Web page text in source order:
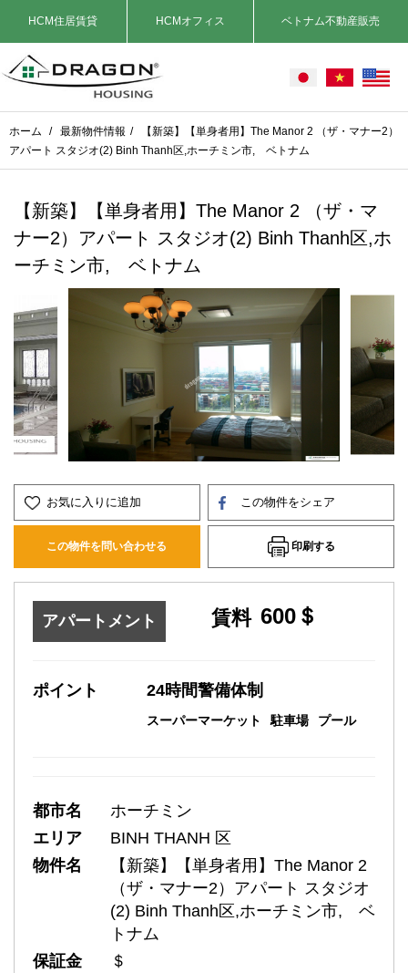
HCM住居賃貸 HCMオフィス ベトナム不動産販売
ホーム / 最新物件情報 /
【新築】【単身者用】The Manor 2 （ザ・マナー2）
アパート スタジオ(2) Binh Thanh区,ホーチミン市, ベトナム
【新築】【単身者用】The Manor 2 （ザ・マ
ナー2）アパート スタジオ(2) Binh Thanh区,ホ
ーチミン市, ベトナム
お気に入りに追加 この物件をシェア
この物件を問い合わせる 印刷する
アパートメント 賃料 600＄
ポイント 24時間警備体制
スーパーマーケット 駐車場 プール
都市名
ホーチミン
エリア
BINH THANH 区
物件名
【新築】【単身者用】The Manor 2
（ザ・マナー2）アパート スタジオ
(2) Binh Thanh区,ホーチミン市, ベ
トナム
保証金
＄